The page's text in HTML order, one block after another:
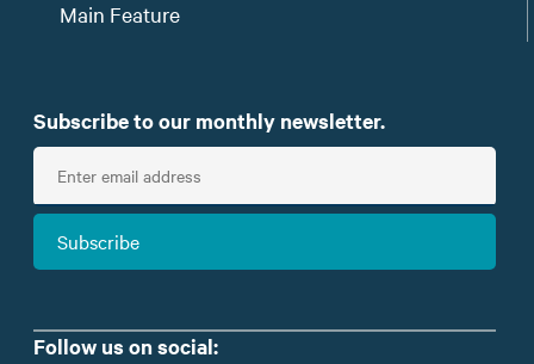
Main Feature
Subscribe to our monthly newsletter.
E
t
m
Subscribe
Follow us on social: